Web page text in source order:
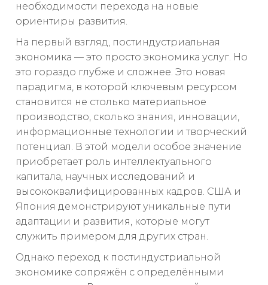
необходимости перехода на новые
ориентиры развития.
На первый взгляд, постиндустриальная
экономика — это просто экономика услуг. Но
это гораздо глубже и сложнее. Это новая
парадигма, в которой ключевым ресурсом
становится не столько материальное
производство, сколько знания, инновации,
информационные технологии и творческий
потенциал. В этой модели особое значение
приобретает роль интеллектуального
капитала, научных исследований и
высококвалифицированных кадров. США и
Япония демонстрируют уникальные пути
адаптации и развития, которые могут
служить примером для других стран.
Однако переход к постиндустриальной
экономике сопряжён с определёнными